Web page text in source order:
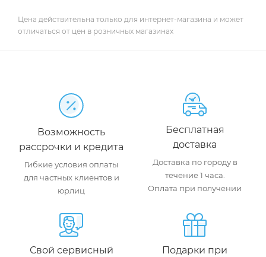
Цена действительна только для интернет-магазина и может
отличаться от цен в розничных магазинах
Возможность
рассрочки и кредита
Гибкие условия оплаты
для частных клиентов и
юрлиц
Бесплатная
доставка
Доставка по городу в
течение 1 часа.
Оплата при получении
Свой сервисный
Подарки при